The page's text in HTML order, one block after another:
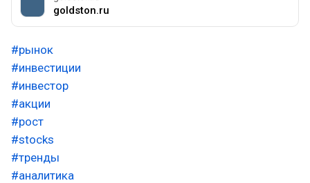
goldston.ru
#рынок
#инвестиции
#инвестор
#акции
#рост
#stocks
#тренды
#аналитика